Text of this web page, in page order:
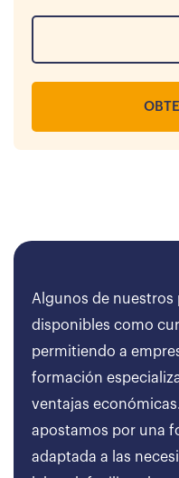
Algunos de
disponibles como
permitiendo a
formación
ventajas
apostamos por una
adaptada a las